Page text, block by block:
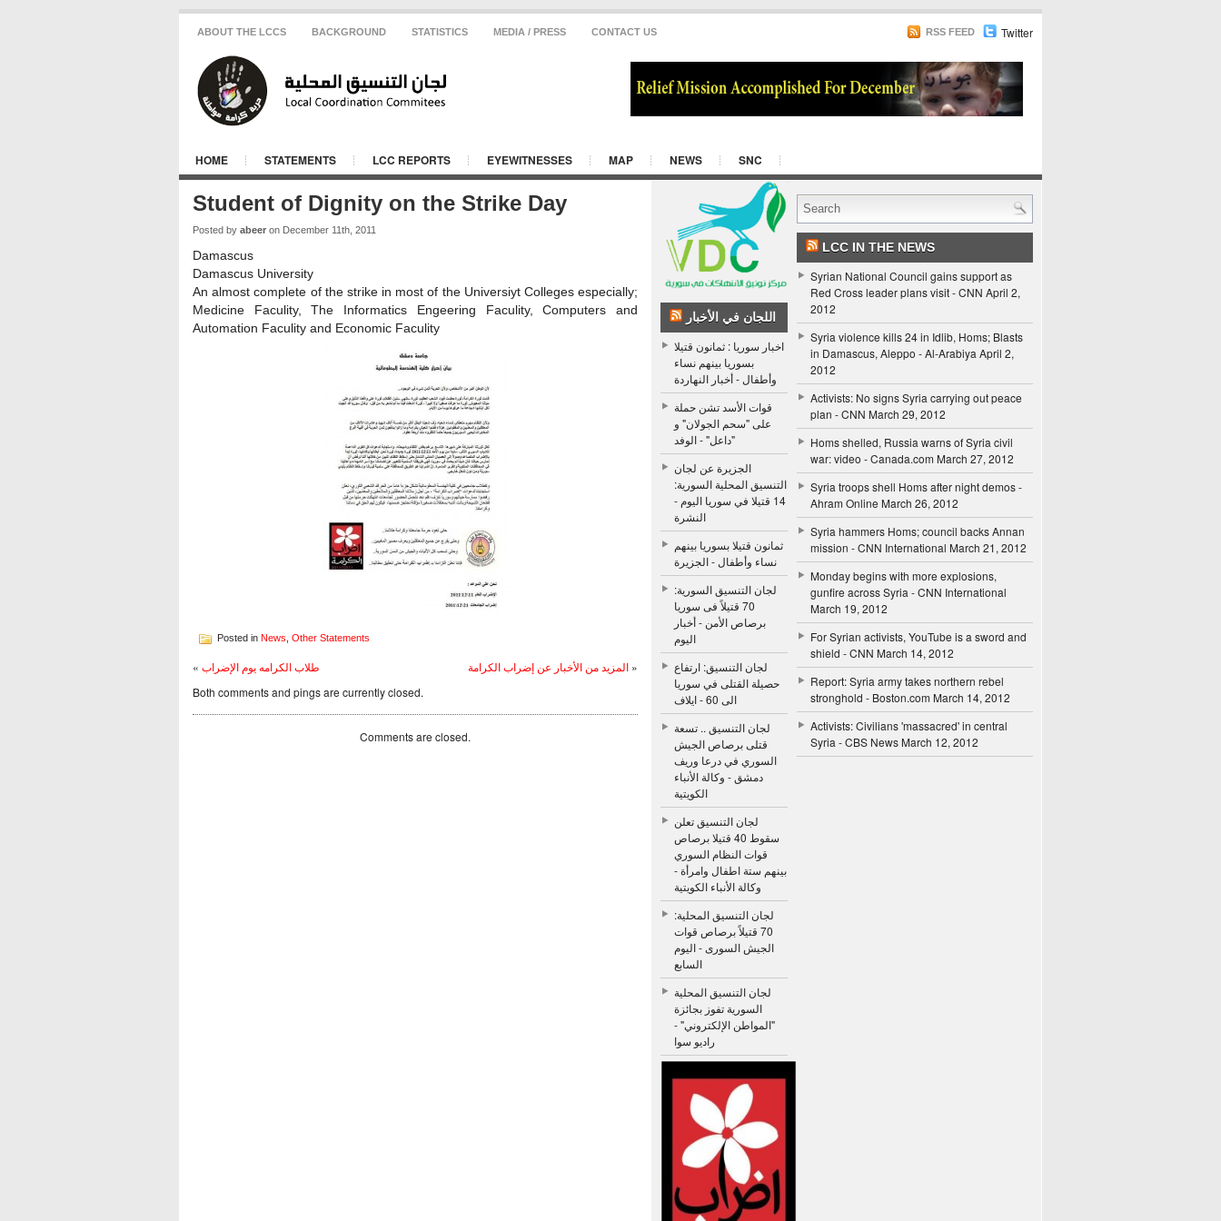
ABOUT THE LCCS BACKGROUND STATISTICS MEDIA / PRESS CONTACT US RSS FEED Twitter
HOME STATEMENTS LCC REPORTS EYEWITNESSES MAP NEWS SNC
Student of Dignity on the Strike Day
Posted by abeer on December 11th, 2011
Damascus
Damascus University
An almost complete of the strike in most of the Universiyt Colleges especially;
Medicine Faculity, The Informatics Engeering Faculity, Computers and
Automation Faculity and Economic Faculity
Posted in News Other Statements
« طلاب الكرامه يوم الإضراب المزيد من الأخبار عن إضراب الكرامة »
Both comments and pings are currently closed.
Comments are closed.
اللجان في الأخبار
اخبار سوريا : ثمانون قتيلا
بسوريا بينهم نساء
وأطفال - أخبار النهاردة
قوات الأسد تشن حملة
على "سحم الجولان" و
"داعل" - الوفد
الجزيرة عن لجان
التنسيق المحلية السورية:
14 قتيلا في سوريا اليوم -
النشرة
ثمانون قتيلا بسوريا بينهم
نساء وأطفال - الجزيرة
لجان التنسيق السورية:
70 قتيلاً فى سوريا
برصاص الأمن - أخبار
اليوم
لجان التنسيق: ارتفاع
حصيلة القتلى في سوريا
الى 60 - ايلاف
لجان التنسيق .. تسعة
قتلى برصاص الجيش
السوري في درعا وريف
دمشق - وكالة الأنباء
الكويتية
لجان التنسيق تعلن
سقوط 40 قتيلا برصاص
قوات النظام السوري
بينهم ستة اطفال وامرأة -
وكالة الأنباء الكويتية
لجان التنسيق المحلية:
70 قتيلاً برصاص قوات
الجيش السورى - اليوم
السابع
لجان التنسيق المحلية
السورية تفوز بجائزة
"المواطن الإلكتروني" -
راديو سوا
LCC IN THE NEWS
Syrian National Council gains support as
Red Cross leader plans visit - CNN April 2,
2012
Syria violence kills 24 in Idlib, Homs; Blasts
in Damascus, Aleppo - Al-Arabiya April 2,
2012
Activists: No signs Syria carrying out peace
plan - CNN March 29, 2012
Homs shelled, Russia warns of Syria civil
war: video - Canada.com March 27, 2012
Syria troops shell Homs after night demos -
Ahram Online March 26, 2012
Syria hammers Homs; council backs Annan
mission - CNN International March 21, 2012
Monday begins with more explosions,
gunfire across Syria - CNN International
March 19, 2012
For Syrian activists, YouTube is a sword and
shield - CNN March 14, 2012
Report: Syria army takes northern rebel
stronghold - Boston.com March 14, 2012
Activists: Civilians 'massacred' in central
Syria - CBS News March 12, 2012